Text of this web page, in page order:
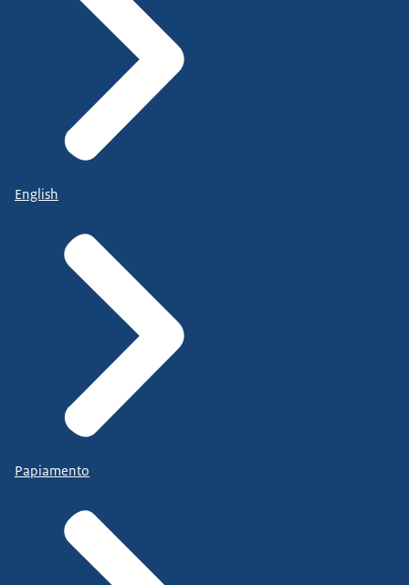
English
Papiamento